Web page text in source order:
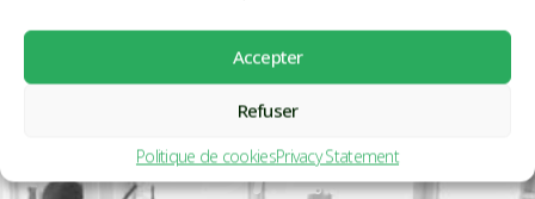
Accepter
Refuser
Politique de cookiesPrivacy Statement